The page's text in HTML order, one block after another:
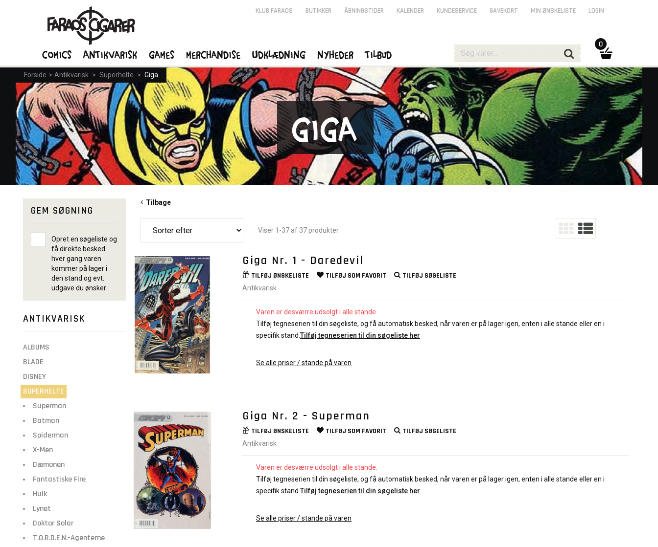
Forside > Antikvarisk > Superhelte > Giga
Giga
GEM SØGNING
Opret en søgeliste og
få direkte besked
hver gang varen
kommer på lager i
den stand og evt.
udgave du ønsker
ANTIKVARISK
ALBUMS
BLADE
DISNEY
SUPERHELTE
Superman
Batman
Spiderman
X-Men
Dæmonen
Fantastiske Fire
Hulk
Lynet
Doktor Solar
T.O.R.D.E.N.-Agenterne
Tilbage
Viser 1-37 af 37 produkter
Giga Nr. 1 - Daredevil
TILFØJ ØNSKELISTE TILFØJ SOM FAVORIT TILFØJ SØGELISTE
Antikvarisk
Varen er desværre udsolgt i alle stande.
Tilføj tegneserien til din søgeliste, og få automatisk besked, når varen er på lager igen, enten i alle stande eller en i
specifik stand. Tilføj tegneserien til din søgeliste her
Se alle priser / stande på varen
Giga Nr. 2 - Superman
TILFØJ ØNSKELISTE TILFØJ SOM FAVORIT TILFØJ SØGELISTE
Antikvarisk
Varen er desværre udsolgt i alle stande.
Tilføj tegneserien til din søgeliste, og få automatisk besked, når varen er på lager igen, enten i alle stande eller en i
specifik stand.Tilføj tegneserien til din søgeliste her
Se alle priser / stande på varen
KLUB FARAOS BUTIKKER ÅBNINGSTIDER KALENDER KUNDESERVICE GAVEKORT MIN ØNSKELISTE LOGIN
Comics Antikvarisk Games Merchandise Udklædning Nyheder Tilbud
0